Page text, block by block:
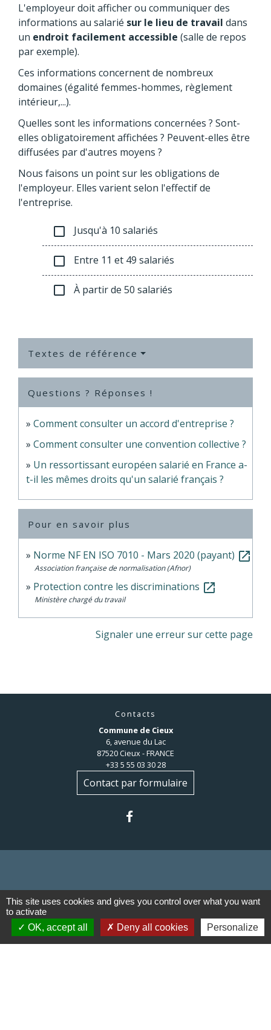
L'employeur doit afficher ou communiquer des
informations au salarié sur le lieu de travail dans
un endroit facilement accessible (salle de repos
par exemple).
Ces informations concernent de nombreux
domaines (égalité femmes-hommes, règlement
intérieur,...).
Quelles sont les informations concernées ? Sont-
elles obligatoirement affichées ? Peuvent-elles être
diffusées par d'autres moyens ?
Nous faisons un point sur les obligations de
l'employeur. Elles varient selon l'effectif de
l'entreprise.
check_box_outline_blank Jusqu'à 10 salariés
check_box_outline_blank Entre 11 et 49 salariés
check_box_outline_blank À partir de 50 salariés
Textes de référence
Questions ? Réponses !
Comment consulter un accord d'entreprise ?
Comment consulter une convention collective ?
Un ressortissant européen salarié en France a-
t-il les mêmes droits qu'un salarié français ?
Pour en savoir plus
Norme NF EN ISO 7010 - Mars 2020 (payant) open_in_new
Association française de normalisation (Afnor)
Protection contre les discriminations open_in_new
Ministère chargé du travail
Signaler une erreur sur cette page
Contacts
Commune de Cieux
6, avenue du Lac
87520 Cieux - FRANCE
+33 5 55 03 30 28
Contact par formulaire
Liens
Communauté de communes du
Haut Limousin
This site uses cookies and gives you control over what you want
to activate
OK, accept all
Deny all cookies Personalize